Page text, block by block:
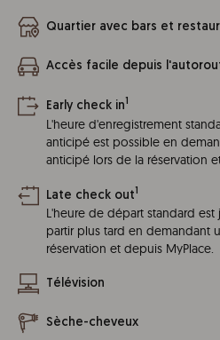
Quartier avec bars et
Accès facile depuis
Early check in1
L'heure d'enregistrement
anticipé est possible en
anticipé lors de la réservation
Late check out1
L'heure de départ standard est
partir plus tard en demandant
réservation et depuis MyPlace.
Télévision
Sèche-cheveux